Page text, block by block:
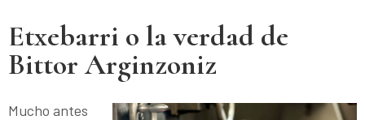
Etxebarri o la verdad de
Bittor Arginzoniz
Mucho antes